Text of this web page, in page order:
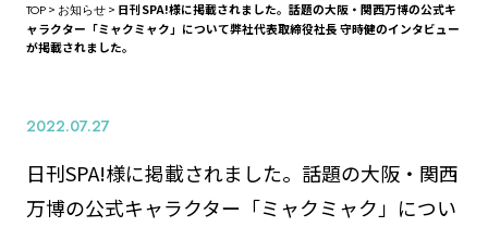
TOP> お知らせ> 日刊SPA!様に掲載されました。話題の大阪・関西万博の公式キ
ャラクター「ミャクミャク」について弊社代表取締役社長 守時健のインタビュー
が掲載されました。
2022.07.27
日刊SPA!様に掲載されました。話題の大阪・関西
万博の公式キャラクター「ミャクミャク」につい